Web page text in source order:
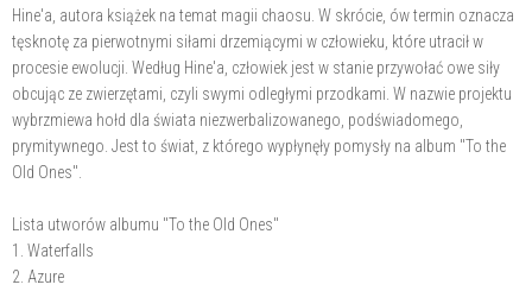
Hine'a, autora książek na temat magii chaosu. W skrócie, ów termin oznacza
tęsknotę za pierwotnymi siłami drzemiącymi w człowieku, które utracił w
procesie ewolucji. Według Hine'a, człowiek jest w stanie przywołać owe siły
obcując ze zwierzętami, czyli swymi odległymi przodkami. W nazwie projektu
wybrzmiewa hołd dla świata niezwerbalizowanego, podświadomego,
prymitywnego. Jest to świat, z którego wypłynęły pomysły na album "To the
Old Ones".
Lista utworów albumu "To the Old Ones"
1. Waterfalls
2. Azure